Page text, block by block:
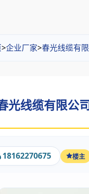
>企业厂家>春光线缆有
光线缆有限公
18162270675 楼主